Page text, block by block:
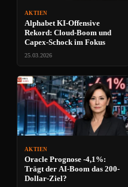
AKTIEN
Alphabet KI-Offensive
Rekord: Cloud-Boom und
Capex-Schock im Fokus
25.03.2026
AKTIEN
Oracle Prognose -4,1%:
Trägt der AI-Boom das 200-
Dollar-Ziel?